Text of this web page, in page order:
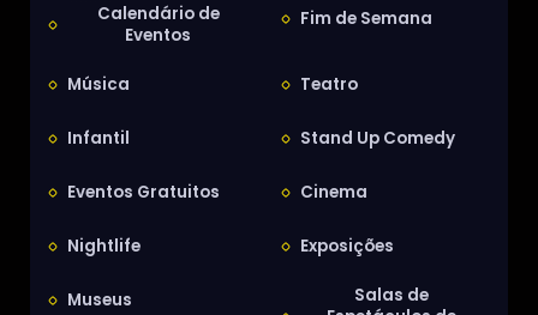
Calendário de
Eventos
Fim de Semana
Música Teatro
Infantil Stand Up Comedy
Eventos Gratuitos Cinema
Nightlife Exposições
Museus
Salas de